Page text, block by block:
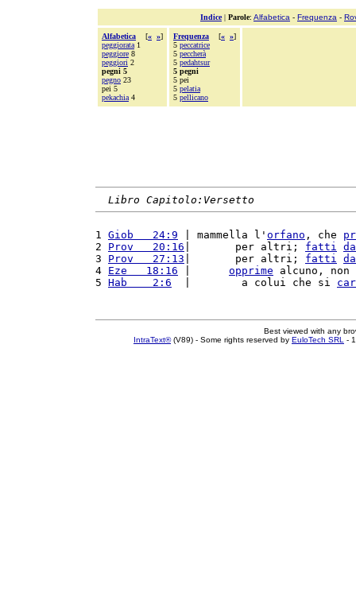
Indice| Parole: Alfabetica - Frequenza -
Alfabetica [« »]
peggiorata 1
peggiore 8
peggiori 2
pegni 5
pegno 23
pei 5
pekachia 4
Frequenza [« »]
5 peccatrice
5 peccherà
5 pedahtsur
5 pegni
5 pei
5 pelatia
5 pellicano
Libro Capitolo:Versetto
1 Giob   24:9 | mammella l' orfano , che
2 Prov   20:16 |       per altri; fatti
3 Prov   27:13 |       per altri; fatti
4 Eze   18:16 opprime alcuno, non
5 Hab    2:6
  |        a colui che si
Best viewed with any
IntraText®(V89) - Some rights reserved by EuloTech SRL -